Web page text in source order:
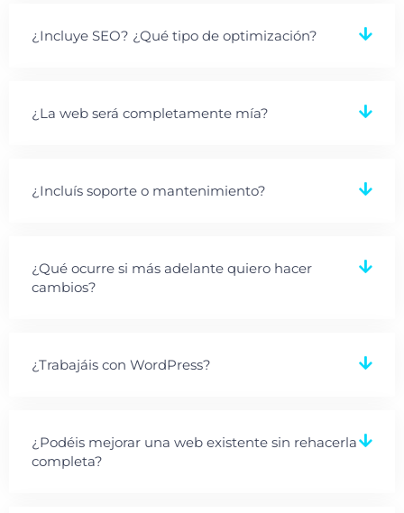
¿Incluye SEO? ¿Qué tipo de optimización?
¿La web será completamente mía?
¿Incluís soporte o mantenimiento?
¿Qué ocurre si más adelante quiero hacer
cambios?
¿Trabajáis con WordPress?
¿Podéis mejorar una web existente sin rehacerla
completa?